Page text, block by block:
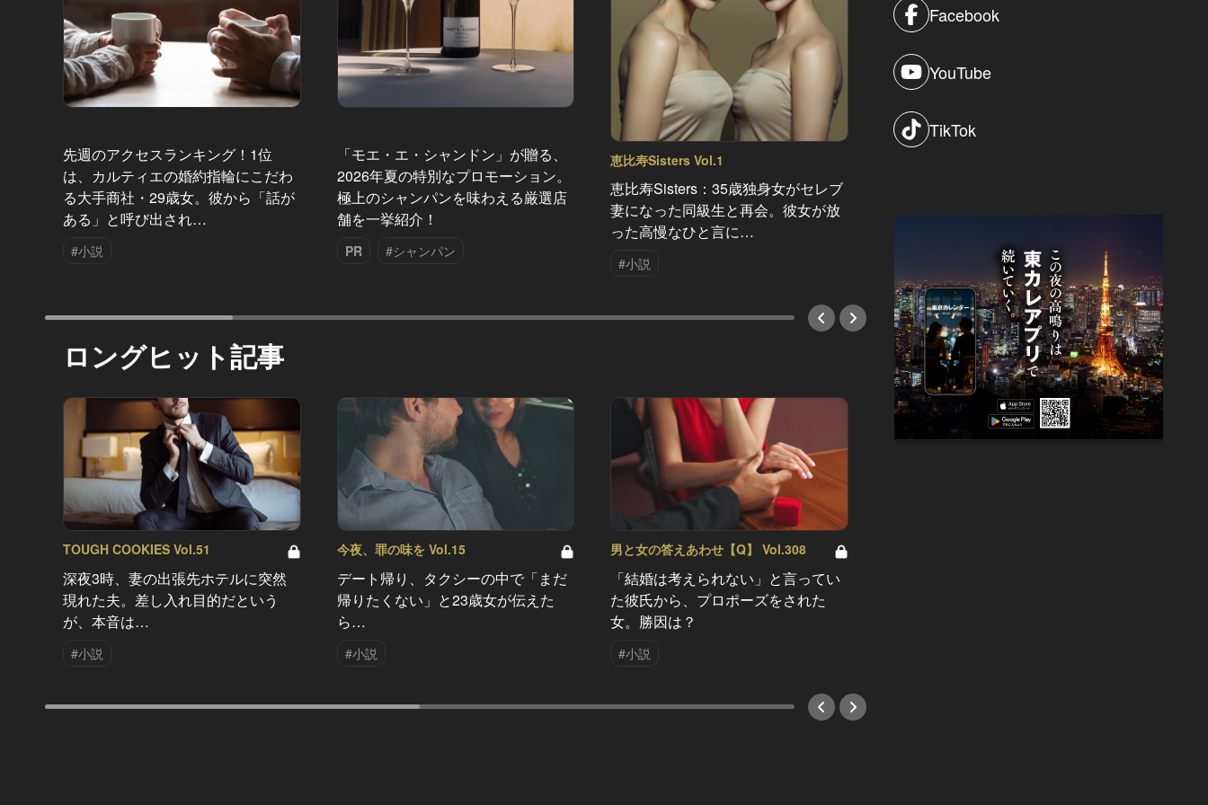
先週のアクセスランキング！1位
は、カルティエの婚約指輪にこだわ
る大手商社・29歳女。彼から「話が
ある」と呼び出され…
#小説
「モエ・エ・シャンドン」が贈る、
2026年夏の特別なプロモーション。
極上のシャンパンを味わえる厳選店
舗を一挙紹介！
PR #シャンパン
恵比寿Sisters Vol.1
恵比寿Sisters：35歳独身女がセレブ
妻になった同級生と再会。彼女が放
った高慢なひと言に…
#小説
行く彼を、見送る土曜日…。女が直
ロングヒット記事
TOUGH COOKIES Vol.51
深夜3時、妻の出張先ホテルに突然
現れた夫。差し入れ目的だという
が、本音は…
#小説
今夜、罪の味を Vol.15
デート帰り、タクシーの中で「まだ
帰りたくない」と23歳女が伝えた
ら…
#小説
男と女の答えあわせ【Q】 Vol.308
「結婚は考えられない」と言ってい
た彼氏から、プロポーズをされた
女。勝因は？
#小説
Facebook
YouTube
TikTok